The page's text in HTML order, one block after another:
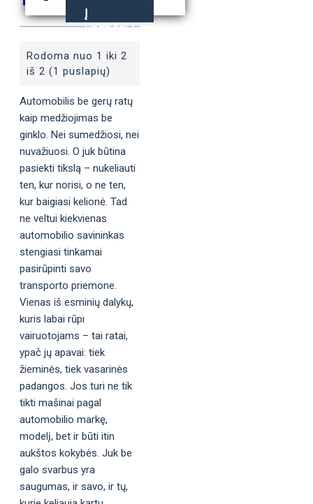
Į
KREPŠELĮ
Rodoma nuo 1 iki 2
iš 2 (1 puslapių)
Automobilis be gerų ratų
kaip medžiojimas be
ginklo. Nei sumedžiosi, nei
nuvažiuosi. O juk būtina
pasiekti tikslą – nukeliauti
ten, kur norisi, o ne ten,
kur baigiasi kelionė. Tad
ne veltui kiekvienas
automobilio savininkas
stengiasi tinkamai
pasirūpinti savo
transporto priemone.
Vienas iš esminių dalykų,
kuris labai rūpi
vairuotojams – tai ratai,
ypač jų apavai: tiek
žieminės, tiek vasarinės
padangos. Jos turi ne tik
tikti mašinai pagal
automobilio markę,
modelį, bet ir būti itin
aukštos kokybės. Juk be
galo svarbus yra
saugumas, ir savo, ir tų,